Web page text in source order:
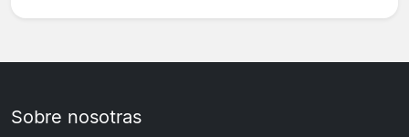
Sobre nosotras